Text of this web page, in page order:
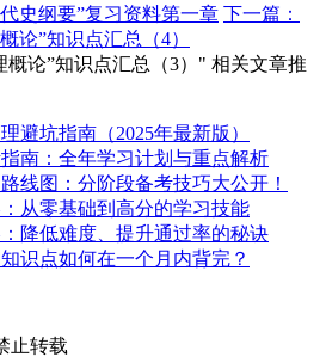
史纲要”复习资料第一章 下一篇：
论”知识点汇总（4）
概论”知识点汇总（3）" 相关文章推
避坑指南（2025年最新版）
南：全年学习计划与重点解析
线图：分阶段备考技巧大公开！
从零基础到高分的学习技能
降低难度、提升通过率的秘诀
识点如何在一个月内背完？
止转载